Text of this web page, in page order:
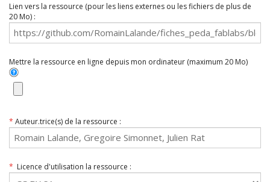
Lien vers la ressource (pour les liens externes ou les fichiers de plus de
20 Mo) :
Mettre la ressource en ligne depuis mon ordinateur (maximum 20 Mo)
* Auteur.trice(s) de la ressource :
* Licence d'utilisation la ressource :